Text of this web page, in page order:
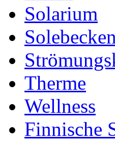
Solarium
Solebecken
Therme
Wellness
Finnische